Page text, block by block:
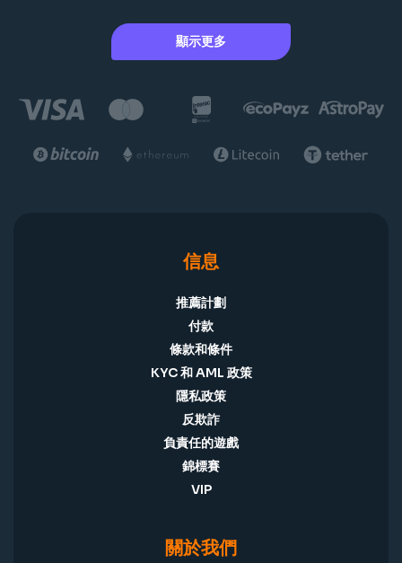
顯示更多
信息
推薦計劃
付款
條款和條件
KYC 和 AML 政策
隱私政策
反欺詐
負責任的遊戲
錦標賽
VIP
關於我們